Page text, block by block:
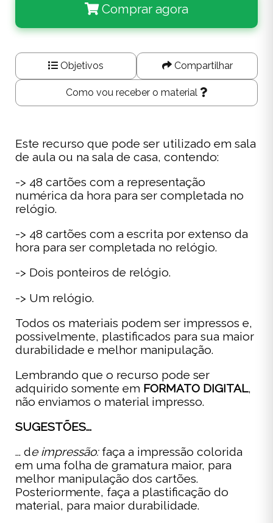
Comprar agora
Objetivos Compartilhar
Como vou receber o material
Este recurso que pode ser utilizado em sala
de aula ou na sala de casa, contendo:
-> 48 cartões com a representação
numérica da hora para ser completada no
relógio.
-> 48 cartões com a escrita por extenso da
hora para ser completada no relógio.
-> Dois ponteiros de relógio.
-> Um relógio.
Todos os materiais podem ser impressos e,
possivelmente, plastificados para sua maior
durabilidade e melhor manipulação.
Lembrando que o recurso pode ser
adquirido somente em FORMATO DIGITAL,
não enviamos o material impresso.
SUGESTÕES...
... de impressão:faça a impressão colorida
em uma folha de gramatura maior, para
melhor manipulação dos cartões.
Posteriormente, faça a plastificação do
material, para maior durabilidade.